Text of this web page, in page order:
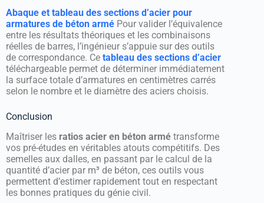
Abaque et tableau des sections d’acier pour
armatures de béton armé Pour valider l’équivalence
entre les résultats théoriques et les combinaisons
réelles de barres, l’ingénieur s’appuie sur des outils
de correspondance. Ce tableau des sections d’acier
téléchargeable permet de déterminer immédiatement
la surface totale d’armatures en centimètres carrés
selon le nombre et le diamètre des aciers choisis.
Conclusion
Maîtriser les ratios acier en béton armé transforme
vos pré-études en véritables atouts compétitifs. Des
semelles aux dalles, en passant par le calcul de la
quantité d’acier par m³ de béton, ces outils vous
permettent d’estimer rapidement tout en respectant
les bonnes pratiques du génie civil.